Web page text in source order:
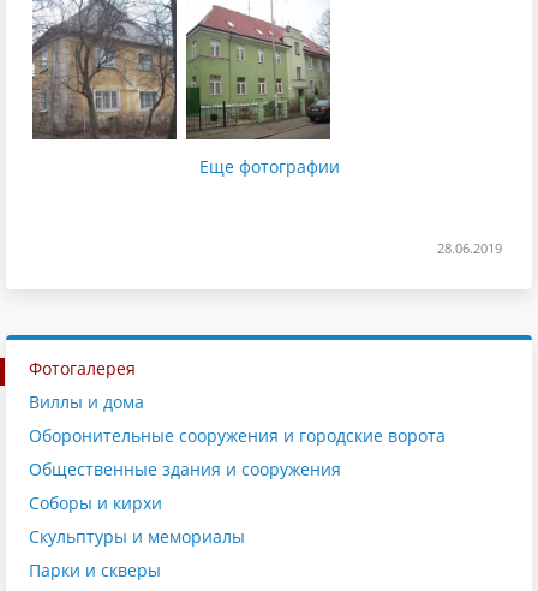
Еще фотографии
28.06.2019
Фотогалерея
Виллы и дома
Оборонительные сооружения и городские ворота
Общественные здания и сооружения
Соборы и кирхи
Скульптуры и мемориалы
Парки и скверы